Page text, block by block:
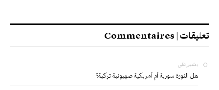
تعليقات | Commentaires
بشير على
هل الثورة سورية أم أمريكية صهيونية تركية؟